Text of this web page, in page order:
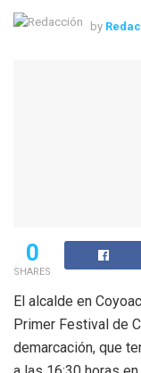
by
0
SHARES
El alcalde en
Primer Festival de
demarcación, que